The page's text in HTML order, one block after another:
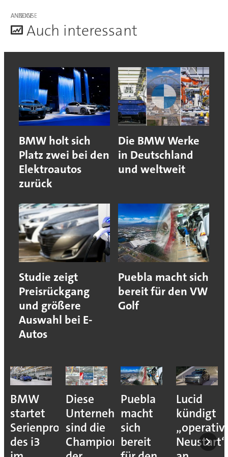
ANZEIGE
Auch interessant
BMW holt sich
Platz zwei bei den
Elektroautos
zurück
Die BMW Werke
in Deutschland
und weltweit
Studie zeigt
Preisrückgang
und größere
Auswahl bei E-
Autos
Puebla macht sich
bereit für den VW
Golf
die
Puebla
macht
sich
bereit
Lucid
kündigt
„operativen
Neustart“
Darum
schöpft
Autoindustrie
Das
von